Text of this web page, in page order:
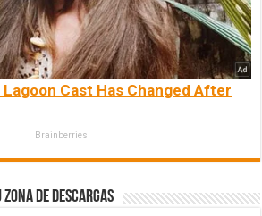
Lagoon Cast Has Changed After
Brainberries
de Descargas